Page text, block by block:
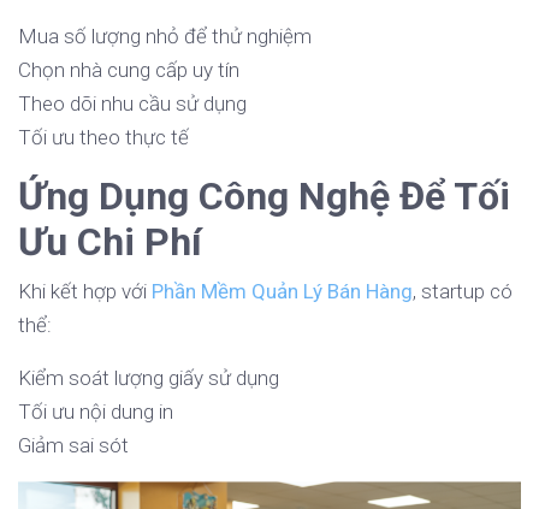
Mua số lượng nhỏ để thử nghiệm
Chọn nhà cung cấp uy tín
Theo dõi nhu cầu sử dụng
Tối ưu theo thực tế
Ứng Dụng Công Nghệ Để Tối
Ưu Chi Phí
Khi kết hợp với Phần Mềm Quản Lý Bán Hàng, startup có
thể:
Kiểm soát lượng giấy sử dụng
Tối ưu nội dung in
Giảm sai sót